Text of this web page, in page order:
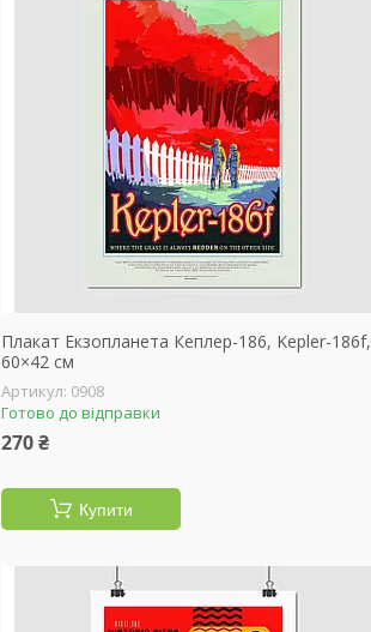
Плакат Екзопланета Кеплер-186, Kepler-186f,
60×42 см
0908
Готово до відправки
270 ₴
Купити